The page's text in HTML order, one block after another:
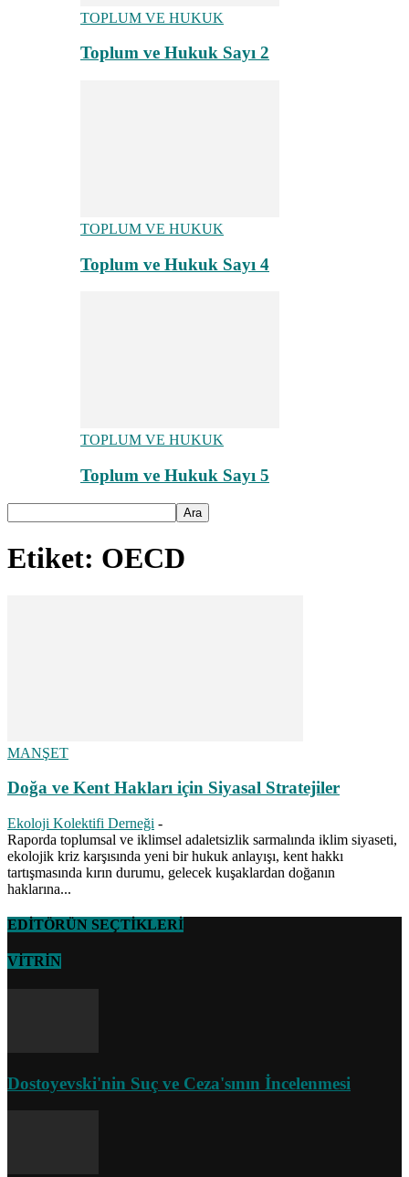
TOPLUM VE HUKUK
Toplum ve Hukuk Sayı 2
TOPLUM VE HUKUK
Toplum ve Hukuk Sayı 4
TOPLUM VE HUKUK
Toplum ve Hukuk Sayı 5
Etiket: OECD
MANŞET
Doğa ve Kent Hakları için Siyasal Stratejiler
Ekoloji Kolektifi Derneği -
Raporda toplumsal ve iklimsel adaletsizlik sarmalında iklim siyaseti,
ekolojik kriz karşısında yeni bir hukuk anlayışı, kent hakkı
tartışmasında kırın durumu, gelecek kuşaklardan doğanın
haklarına...
EDİTÖRÜN SEÇTİKLERİ
VİTRİN
Dostoyevski'nin Suç ve Ceza'sının İncelenmesi